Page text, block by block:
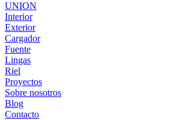
UNION
Interior
Exterior
Cargador
Fuente
Lingas
Riel
Proyectos
Sobre nosotros
Blog
Contacto